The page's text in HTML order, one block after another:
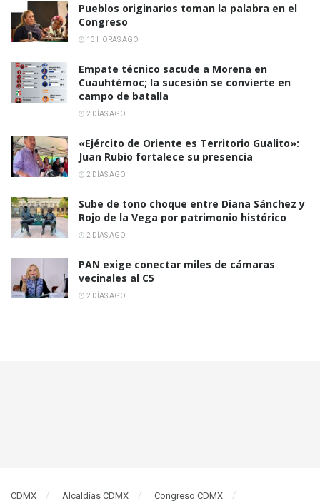
Pueblos originarios toman la palabra en el
Congreso
13 HORAS AGO
Empate técnico sacude a Morena en
Cuauhtémoc; la sucesión se convierte en
campo de batalla
2 DÍAS AGO
«Ejército de Oriente es Territorio Gualito»:
Juan Rubio fortalece su presencia
2 DÍAS AGO
Sube de tono choque entre Diana Sánchez y
Rojo de la Vega por patrimonio histórico
2 DÍAS AGO
PAN exige conectar miles de cámaras
vecinales al C5
2 DÍAS AGO
CDMX Alcaldías CDMX Congreso CDMX